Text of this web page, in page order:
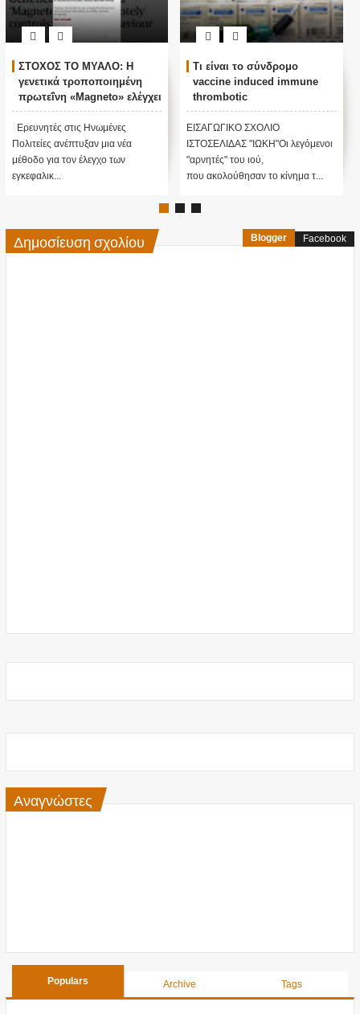
ΣΤΟΧΟΣ ΤΟ ΜΥΑΛΟ: Η
γενετικά τροποποιημένη
πρωτεΐνη «Magneto» ελέγχει
εξ' αποστάσεως τον
εγκέφαλο
Ερευνητές στις Ηνωμένες
Πολιτείες ανέπτυξαν μια νέα
μέθοδο για τον έλεγχο των
εγκεφαλικ...
Τι είναι το σύνδρομο
vaccine induced immune
thrombotic
thrombocytopenia που
αναπτύχθηκε συνολικά σε
44 άτομα μετά από
εκατομμύρια εμβολιασμούς
με τα εμβόλια της
Johnson
ΕΙΣΑΓΩΓΙΚΟ ΣΧΟΛΙΟ
ΙΣΤΟΣΕΛΙΔΑΣ "ΙΩΚΗ"Οι λεγόμενοι
"αρνητές" του ιού,
που ακολούθησαν το κίνημα τ...
Δημοσίευση σχολίου Blogger Facebook
Αναγνώστες
Populars Archive Tags